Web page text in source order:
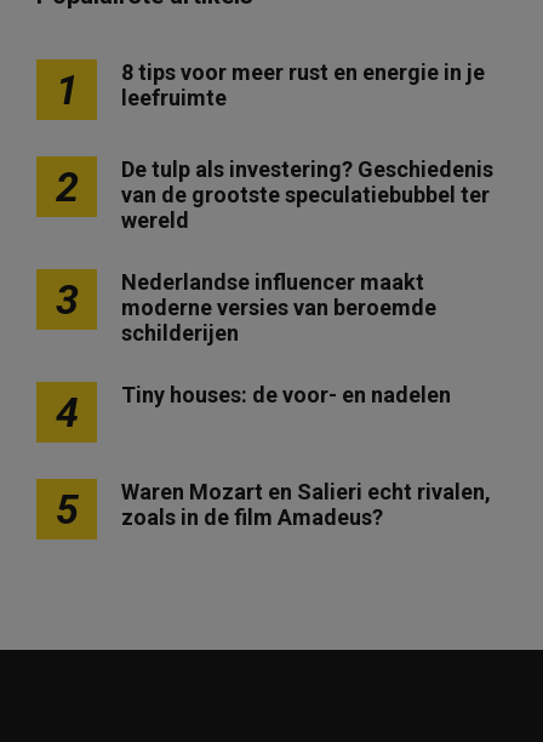
1
8 tips voor meer rust en energie in je
leefruimte
2
De tulp als investering? Geschiedenis
van de grootste speculatiebubbel ter
wereld
3
Nederlandse influencer maakt
moderne versies van beroemde
schilderijen
4 Tiny houses: de voor- en nadelen
5
Waren Mozart en Salieri echt rivalen,
zoals in de film Amadeus?